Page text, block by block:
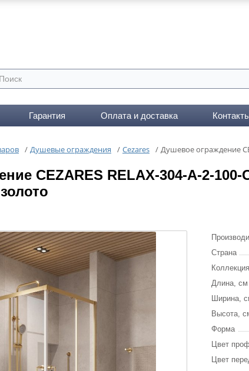
Гарантия Оплата и доставка
/ Душевые ограждения / Cezares / Душевое ограждение
CEZARES RELAX-304-A-2-100-
Страна
Коллекция
Длина, см
Ширина,
Высота,
Форма
Цвет
Цвет